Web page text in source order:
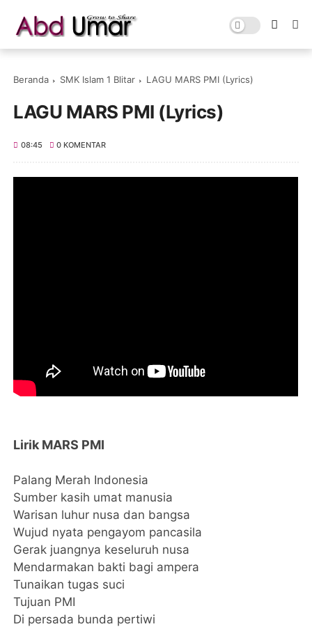
Beranda SMK Islam 1 Blitar LAGU MARS PMI (Lyrics)
LAGU MARS PMI (Lyrics)
08:45 0 KOMENTAR
Lirik MARS PMI
Palang Merah Indonesia
Sumber kasih umat manusia
Warisan luhur nusa dan bangsa
Wujud nyata pengayom pancasila
Gerak juangnya keseluruh nusa
Mendarmakan bakti bagi ampera
Tunaikan tugas suci
Tujuan PMI
Di persada bunda pertiwi